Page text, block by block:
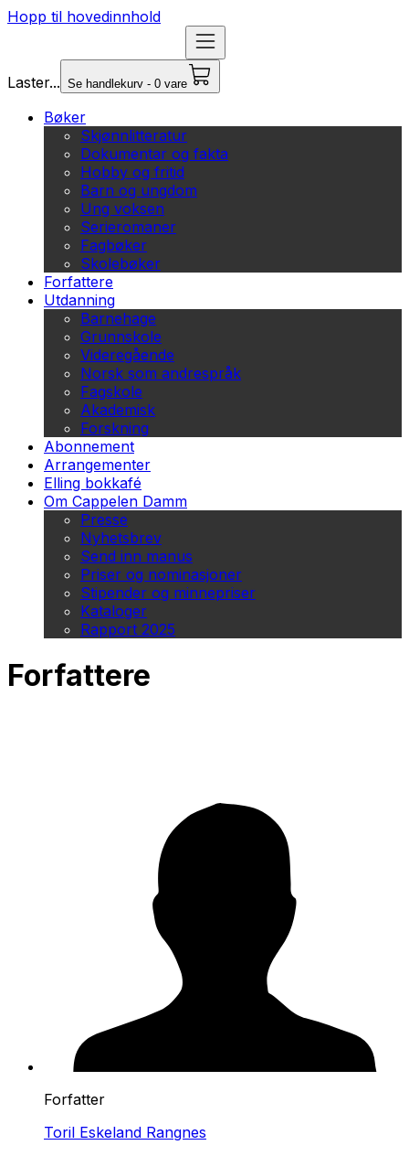
Hopp til hovedinnhold
Laster... Se handlekurv - 0 vare
Bøker
Skjønnlitteratur
Dokumentar og fakta
Hobby og fritid
Barn og ungdom
Ung voksen
Serieromaner
Fagbøker
Skolebøker
Forfattere
Utdanning
Barnehage
Grunnskole
Videregående
Norsk som andrespråk
Fagskole
Akademisk
Forskning
Abonnement
Arrangementer
Elling bokkafé
Om Cappelen Damm
Presse
Nyhetsbrev
Send inn manus
Priser og nominasjoner
Stipender og minnepriser
Kataloger
Rapport 2025
Forfattere
Forfatter
Toril Eskeland Rangnes